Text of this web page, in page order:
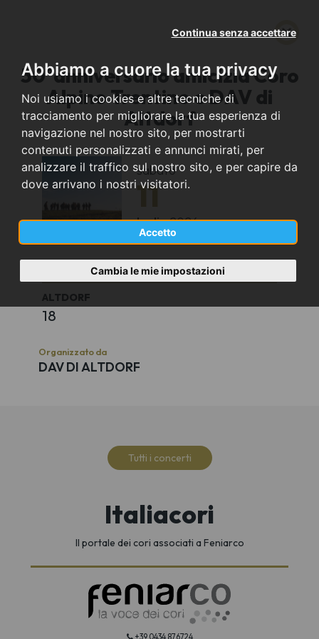
Abbiamo a cuore la tua privacy
Noi usiamo i cookies e altre tecniche di
tracciamento per migliorare la tua esperienza di
navigazione nel nostro sito, per mostrarti
contenuti personalizzati e annunci mirati, per
analizzare il traffico sul nostro sito, e per capire da
dove arrivano i nostri visitatori.
Accetto
Continua senza accettare
Cambia le mie impostazioni
50°anniversario amicizia Coro
Alpino Trentino e DAV di
Altdorf
sabato
11
luglio2026
Norimberga (DE)
ALTDORF
18
Organizzato da
DAV DI ALTDORF
Tutti i concerti
Italiacori
Il portale dei cori associati a Feniarco